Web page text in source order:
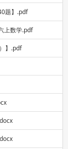
题】.pdf
上数学.pdf
】.pdf